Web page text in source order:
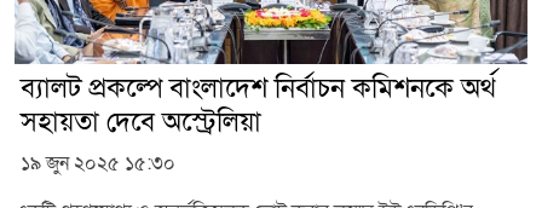
ব্যালট প্রকল্পে বাংলাদেশ নির্বাচন কমিশনকে অর্থ
সহায়তা দেবে অস্ট্রেলিয়া
১৯ জুন ২০২৫ ১৫:৩০